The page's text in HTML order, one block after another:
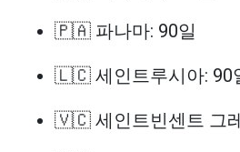
🇵🇦 파나마: 90일
🇱🇨 세인트루시아: 90
🇻🇨 세인트빈센트 그